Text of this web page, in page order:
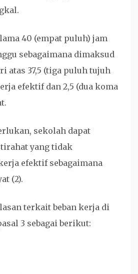
40 (empat puluh) jam
sebagaimana dimaksud
atas 37,5 (tiga puluh tujuh
efektif dan 2,5 (dua koma
sekolah dapat
yang tidak
efektif sebagaimana
(2).
terkait beban kerja di
3 sebagai berikut: